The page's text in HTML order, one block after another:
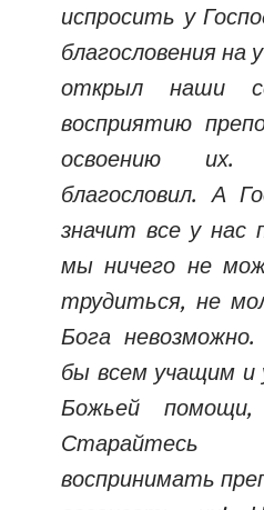
испросить у
благословения на
открыл наши
восприятию
освоению их.
благословил. А
значит все у нас
мы ничего не
трудиться, не
Бога
бы всем учащим и
Божьей помощи,
воспринимать